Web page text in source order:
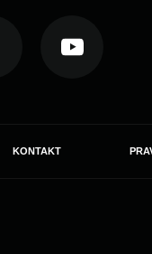
KONTAKT